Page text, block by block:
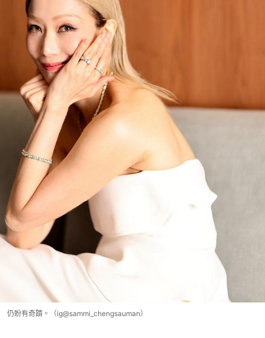
仍盼有奇蹟。（ig@sammi_chengsauman）